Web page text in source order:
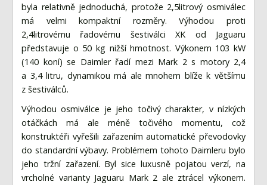
byla relativně jednoduchá, protože 2,5litrový osmiválec
má velmi kompaktní rozměry. Výhodou proti
2,4litrovému řadovému šestiválci XK od Jaguaru
představuje o 50 kg nižší hmotnost. Výkonem 103 kW
(140 koní) se Daimler řadí mezi Mark 2 s motory 2,4
a 3,4 litru, dynamikou má ale mnohem blíže k většímu
z šestiválců.
Výhodou osmiválce je jeho točivý charakter, v nízkých
otáčkách má ale méně točivého momentu, což
konstruktéři vyřešili zařazením automatické převodovky
do standardní výbavy. Problémem tohoto Daimleru bylo
jeho tržní zařazení. Byl sice luxusně pojatou verzí, na
vrcholné varianty Jaguaru Mark 2 ale ztrácel výkonem.